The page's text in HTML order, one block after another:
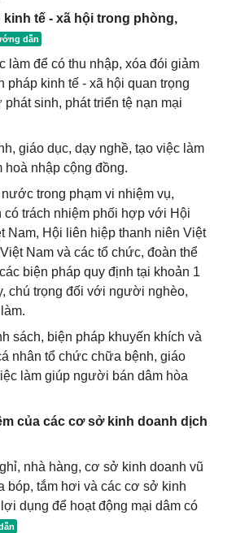
tế - xã hội trong phòng,
làm để có thu nhập, xóa đói giảm
pháp kinh tế - xã hội quan trọng
sinh, phát triển tệ nạn mại
giáo dục, dạy nghề, tạo việc làm
nhập cộng đồng.
trong phạm vi nhiệm vụ,
có trách nhiệm phối hợp với Hội
Nam, Hội liên hiệp thanh niên Việt
Nam và các tổ chức, đoàn thể
biện pháp quy định tại khoản 1
chú trọng đối với người nghèo,
sách, biện pháp khuyến khích và
nhân tổ chức chữa bệnh, giáo
làm giúp người bán dâm hòa
của các cơ sở kinh doanh dịch
nhà hàng, cơ sở kinh doanh vũ
bóp, tắm hơi và các cơ sở kinh
dụng để hoạt động mại dâm có